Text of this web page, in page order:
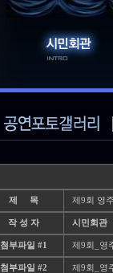
제 목 제9회 영
작 성 자 시민회관
첨부파일 #1 제9회_영
첨부파일 #2 제9회_영